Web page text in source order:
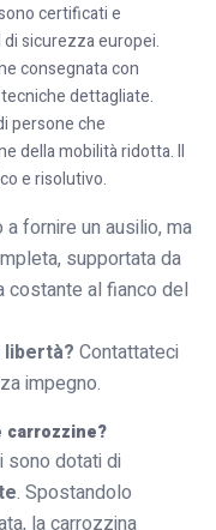
certificati e
sicurezza europei.
consegnata con
dettagliate.
persone che
della mobilità ridotta. Il
e risolutivo.
a fornire un ausilio, ma
supportata da
costante al fianco del
Contattateci
impegno.
carrozzine?
sono dotati di
. Spostandolo
la carrozzina